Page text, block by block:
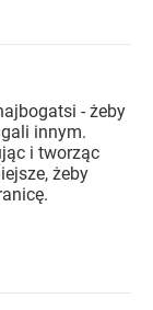
- żeby
innym.
i tworząc
żeby